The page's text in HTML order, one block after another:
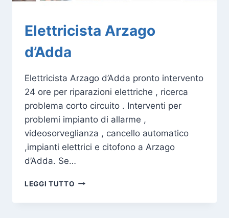
Elettricista Arzago
d’Adda
Elettricista Arzago d’Adda pronto intervento
24 ore per riparazioni elettriche , ricerca
problema corto circuito . Interventi per
problemi impianto di allarme ,
videosorveglianza , cancello automatico
,impianti elettrici e citofono a Arzago
d’Adda. Se…
LEGGI TUTTO ELETTRICISTA
D’ADDA